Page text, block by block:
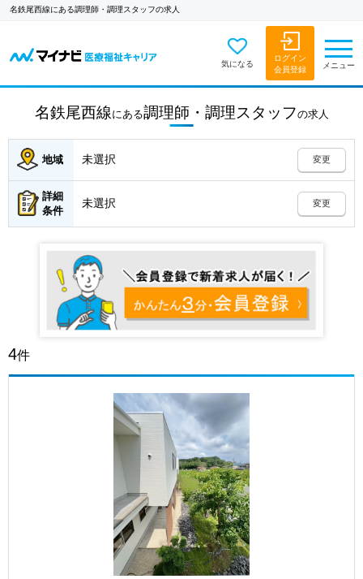
名鉄尾西線にある調理師・調理スタッフの求人
気になる
ログイン
会員登録
メニュー
名鉄尾西線 にある調理師・調理スタッフの求人
地域 未選択 変更
詳細
条件
未選択 変更
4件